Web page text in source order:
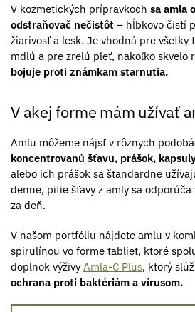
V kozmetických prípravkoch sa amla
odstraňovač nečistôt – hĺbkovo čistí
žiarivosť a lesk. Je vhodná pre všetky
mdlú a pre zrelú pleť, nakoľko skvelo
bojuje proti známkam starnutia.
V akej forme mám užívať
Amlu môžeme nájsť v rôznych
koncentrovanú šťavu, prášok,
alebo ich prášok sa štandardne
denne, pitie šťavy z amly sa
za deň.
V našom portfóliu nájdete amlu v
spirulínou vo forme tabliet, ktoré
doplnok výživy Amla-C Plus, ktorý
ochrana proti baktériám a vírusom.